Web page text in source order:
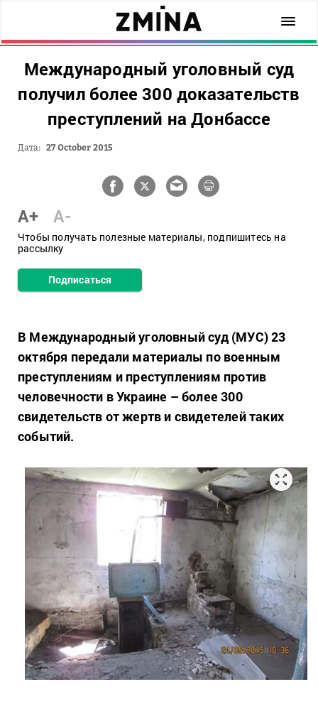
Международный уголовный суд
получил более 300 доказательств
преступлений на Донбассе
Дата: 27 October 2015
A+ A-
Чтобы получать полезные материалы, подпишитесь на
рассылку
Подписаться
В Международный уголовный суд (МУС) 23
октября передали материалы по военным
преступлениям и преступлениям против
человечности в Украине – более 300
свидетельств от жертв и свидетелей таких
событий.